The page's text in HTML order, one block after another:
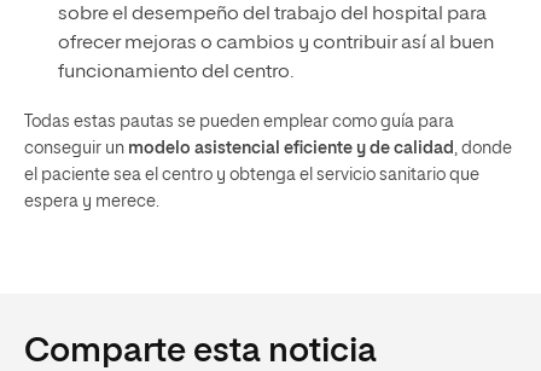
sobre el desempeño del trabajo del hospital para
ofrecer mejoras o cambios y contribuir así al buen
funcionamiento del centro.
Todas estas pautas se pueden emplear como guía para
conseguir un modelo asistencial eficiente y de calidad , donde
el paciente sea el centro y obtenga el servicio sanitario que
espera y merece.
Comparte esta noticia